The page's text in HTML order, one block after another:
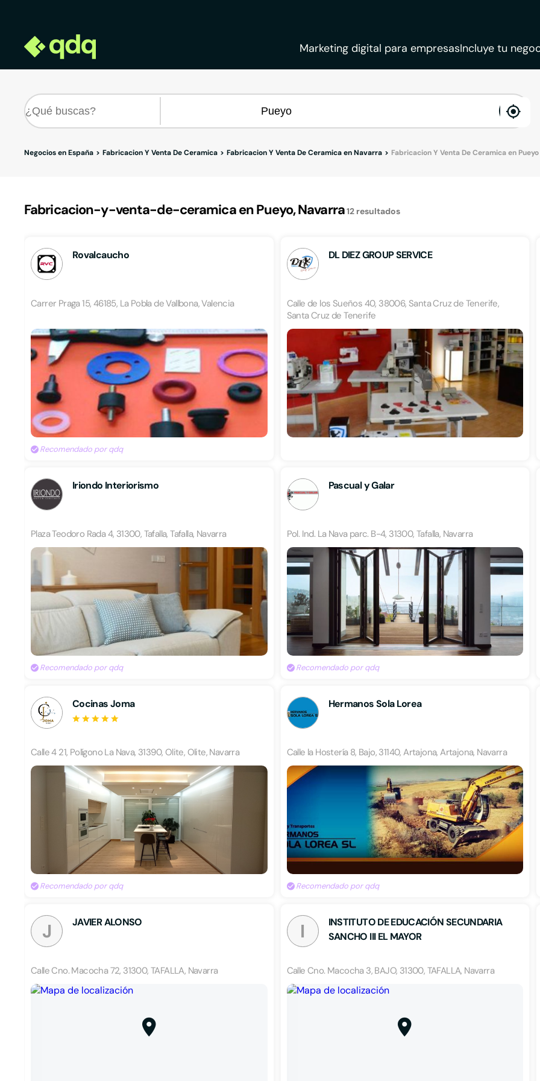
Marketing digital para empresasIncluye tu
Negocios en España Fabricacion Y Venta De Ceramica Fabricacion Y Venta De Ceramica en Navarra Fabricacion Y Venta De Ceramica en Pueyo
Fabricacion-y-venta-de-ceramica en Pueyo, Navarra12 resultados
Rovalcaucho
Carrer Praga 15, 46185, La Pobla de Vallbona, Valencia
Recomendado por qdq
DL DIEZ GROUP SERVICE
Calle de los Sueños 40, 38006, Santa Cruz de Tenerife,
Santa Cruz de Tenerife
Iriondo Interiorismo
Plaza Teodoro Rada 4, 31300, Tafalla, Tafalla, Navarra
Recomendado por qdq
Pascual y Galar
Pol. Ind. La Nava parc. B-4, 31300, Tafalla, Navarra
Recomendado por qdq
Cocinas Joma
Calle 4 21, Polígono La Nava, 31390, Olite, Olite, Navarra
Recomendado por qdq
Hermanos Sola Lorea
Calle la Hostería 8, Bajo, 31140, Artajona, Artajona, Navarra
Recomendado por qdq
J JAVIER ALONSO
Calle Cno. Macocha 72, 31300, TAFALLA, Navarra
I
INSTITUTO DE EDUCACIÓN SECUNDARIA
SANCHO III EL MAYOR
Calle Cno. Macocha 3, BAJO, 31300, TAFALLA, Navarra